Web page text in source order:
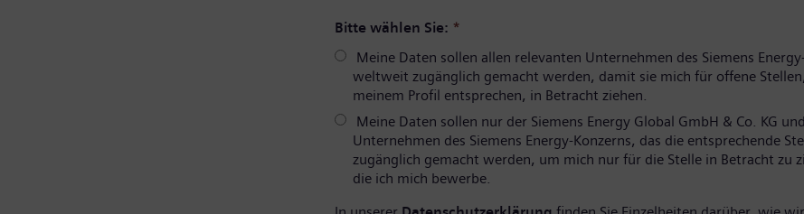
Bitte wählen Sie: *
Meine Daten sollen allen relevanten Unternehmen des Siemens
weltweit zugänglich gemacht werden, damit sie mich für offene
meinem Profil entsprechen, in Betracht ziehen.
Meine Daten sollen nur der Siemens Energy Global GmbH & Co. KG
Unternehmen des Siemens Energy-Konzerns, das die entsprechende
zugänglich gemacht werden, um mich nur für die Stelle in Betracht zu
die ich mich bewerbe.